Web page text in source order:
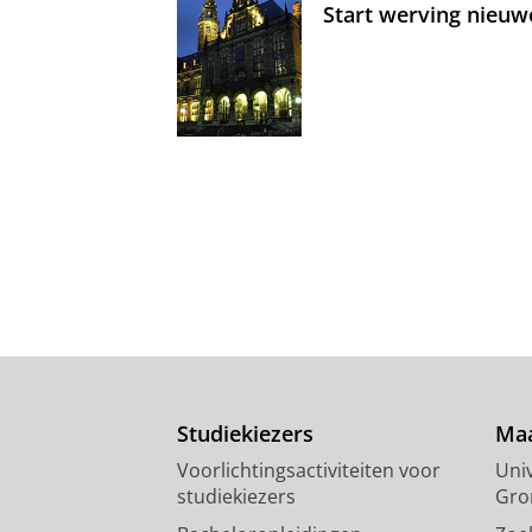
Start werving
Studiekiezers
Voorlichtingsactiviteiten voor
studiekiezers